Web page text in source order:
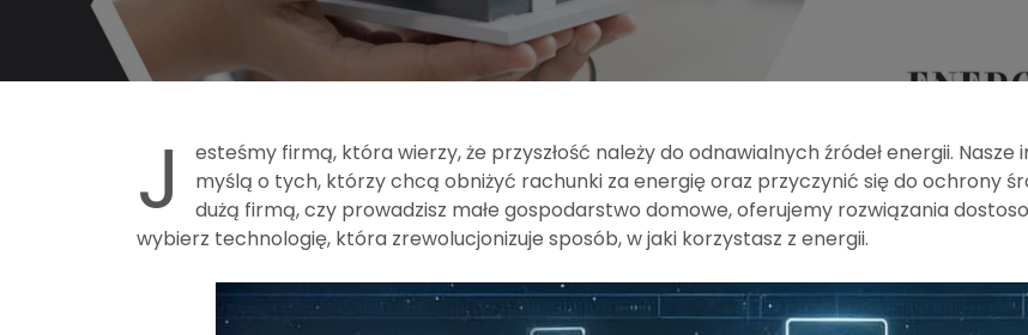
J
esteśmy firmą, która wierzy, że przyszłość należy do odnawialnych źródeł energii.
myślą o tych, którzy chcą obniżyć rachunki za energię oraz przyczynić się do ochrony
dużą firmą, czy prowadzisz małe gospodarstwo domowe, oferujemy rozwiązania
wybierz technologię, która zrewolucjonizuje sposób, w jaki korzystasz z energii.